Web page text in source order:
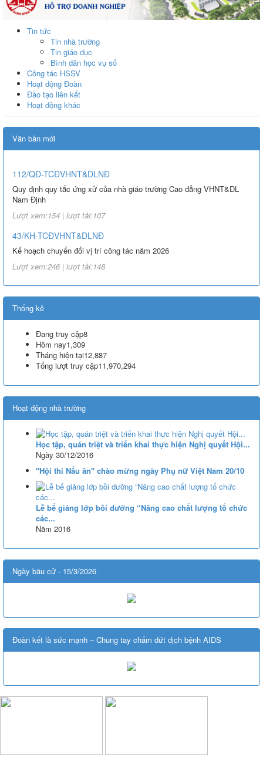
Tin tức
Tin nhà trường
Tin giáo dục
Bình dân học vụ số
Công tác HSSV
Hoạt động Đoàn
Đào tạo liên kết
Hoạt động khác
Văn bản mới
112/QĐ-TCĐVHNT&DLNĐ
Quy định quy tắc ứng xử của nhà giáo trường Cao đẳng VHNT&DL
Nam Định
Lượt xem:154 | lượt tải:107
43/KH-TCĐVHNT&DLNĐ
Kế hoạch chuyển đổi vị trí công tác năm 2026
Lượt xem:246 | lượt tải:148
238/2025/NĐ-CP
Quy định về chính sách học phí, miễn, giảm, hỗ trợ học phí, hỗ trợ
chi phí học tập và giá dịch vụ trong lĩnh vực giáo dục, đào tạo
71-NQ/TW
Nghị quyết số 71-NQ/TWcủa Bộ Chính trị về đột phá phát triển giáo
dục và đào tạo
08/2025/TT-BGDĐT
định thời hạn lưu trữ hồ sơ, tài liệu thuộc lĩnh vực giáo dục và đào tạo
Lượt xem:575 | lượt tải:0
Thống kê
Đang truy cập8
Hôm nay1,309
Tháng hiện tại12,887
Tổng lượt truy cập11,970,294
Hoạt động nhà trường
Học tập, quán triệt và triển khai thực hiện Nghị quyết Hội...
Ngày 30/12/2016
"Hội thi Nấu ăn" chào mừng ngày Phụ nữ Việt Nam 20/10
Lễ bế giảng lớp bồi dưỡng “Nâng cao chất lượng tổ chức
các...
Năm 2016
Ngày bầu cử - 15/3/2026
Đoàn kết là sức mạnh – Chung tay chấm dứt dịch bệnh AIDS